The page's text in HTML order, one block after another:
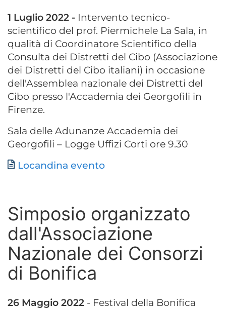
1 Luglio 2022 - Intervento tecnico-
scientifico del prof. Piermichele La Sala, in
qualità di Coordinatore Scientifico della
Consulta dei Distretti del Cibo (Associazione
dei Distretti del Cibo italiani) in occasione
dell'Assemblea nazionale dei Distretti del
Cibo presso l'Accademia dei Georgofili in
Firenze.
Sala delle Adunanze Accademia dei
Georgofili – Logge Uffizi Corti ore 9.30
Documento
Locandina evento
Simposio organizzato
dall'Associazione
Nazionale dei Consorzi
di Bonifica
26 Maggio 2022 - Festival della Bonifica